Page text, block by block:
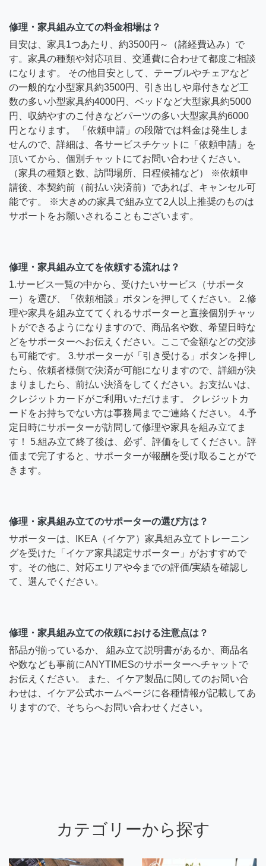
修理・家具組み立ての料金相場は？
目安は、家具1つあたり、約3500円～（諸経費込み）で
す。家具の種類や対応項目、交通費に合わせて都度ご相談
になります。 その他目安として、テーブルやチェアなど
の一般的な小型家具約3500円、引き出しや扉付きなど工
数の多い小型家具約4000円、ベッドなど大型家具約5000
円、収納やすのこ付きなどパーツの多い大型家具約6000
円となります。 「依頼申請」の段階では料金は発生しま
せんので、詳細は、各サービスチケットに「依頼申請」を
頂いてから、個別チャットにてお問い合わせください。
（家具の種類と数、訪問場所、日程候補など） ※依頼申
請後、本契約前（前払い決済前）であれば、キャンセル可
能です。 ※大きめの家具で組み立て2人以上推奨のものは
サポートをお願いされることもございます。
修理・家具組み立てを依頼する流れは？
1.サービス一覧の中から、受けたいサービス（サポータ
ー）を選び、「依頼相談」ボタンを押してください。 2.修
理や家具を組み立ててくれるサポーターと直接個別チャッ
トができるようになりますので、商品名や数、希望日時な
どをサポーターへお伝えください。ここで金額などの交渉
も可能です。 3.サポーターが「引き受ける」ボタンを押し
たら、依頼者様側で決済が可能になりますので、詳細が決
まりましたら、前払い決済をしてください。お支払いは、
クレジットカードがご利用いただけます。 クレジットカ
ードをお持ちでない方は事務局までご連絡ください。 4.予
定日時にサポーターが訪問して修理や家具を組み立てま
す！ 5.組み立て終了後は、必ず、評価をしてください。評
価まで完了すると、サポーターが報酬を受け取ることがで
きます。
修理・家具組み立てのサポーターの選び方は？
サポーターは、IKEA（イケア）家具組み立てトレーニン
グを受けた「イケア家具認定サポーター」がおすすめで
す。その他に、対応エリアや今までの評価/実績を確認し
て、選んでください。
修理・家具組み立ての依頼における注意点は？
部品が揃っているか、 組み立て説明書があるか、商品名
や数なども事前にANYTIMESのサポーターへチャットで
お伝えください。 また、イケア製品に関してのお問い合
わせは、イケア公式ホームページに各種情報が記載してあ
りますので、そちらへお問い合わせください。
カテゴリーから探す